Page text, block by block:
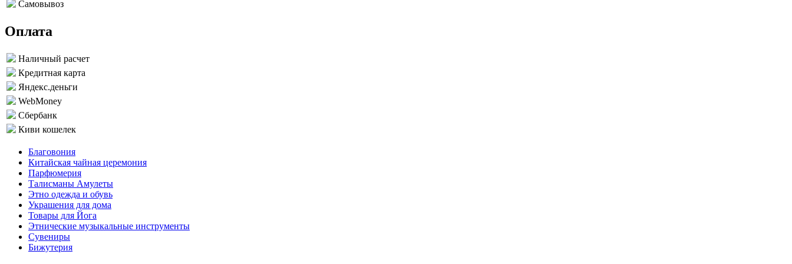
Самовывоз
Оплата
Наличный расчет
Кредитная карта
Яндекс.деньги
WebMoney
Сбербанк
Киви кошелек
Благовония
Китайская чайная церемония
Парфюмерия
Талисманы Амулеты
Этно одежда и обувь
Украшения для дома
Товары для Йога
Этнические музыкальные инструменты
Сувениры
Бижутерия